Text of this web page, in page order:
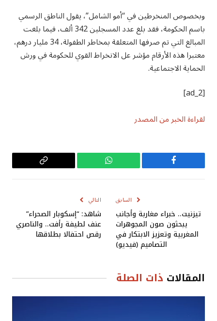
وبخصوص المنخرطين في “أمو الشامل”، يقول الناطق الرسمي
باسم الحكومة، فقد بلغ عدد المسجلين 342 ألف، فيما بلغت
المبالغ التي تم صرفها المتعلقة بمخاطر الطفولة، 34 مليار درهم،
معتبرا هذه الأرقام مؤشر عل الانخراط القوي للحكومة في ورش
الحماية الاجتماعية.
[ad_2]
لقراءة الخبر من المصدر
فيسبوك واتساب
Copy
السابق
تيزنيت.. خبراء مغاربة وأجانب
يبحثون صون المجوهرات
المغربية وتعزيز الابتكار في
التصاميم (فيديو)
التالي
شاهد: “إسكوبار الصحراء”
عنف لطيفة رأفت.. والناصري
رقص احتفالا بطلاقها
المقالات ذات الصلة